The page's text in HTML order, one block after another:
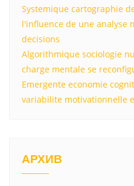
Systemique cartographie
l'influence de une analyse
decisions
Algorithmique sociologie
charge mentale se
Emergente economie
variabilite motivationnelle
АРХИВ